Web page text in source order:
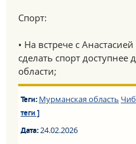
Спорт:
• На встрече с
сделать спорт
области;
Теги: Мурманская область
теги ]
Дата:24.02.2026